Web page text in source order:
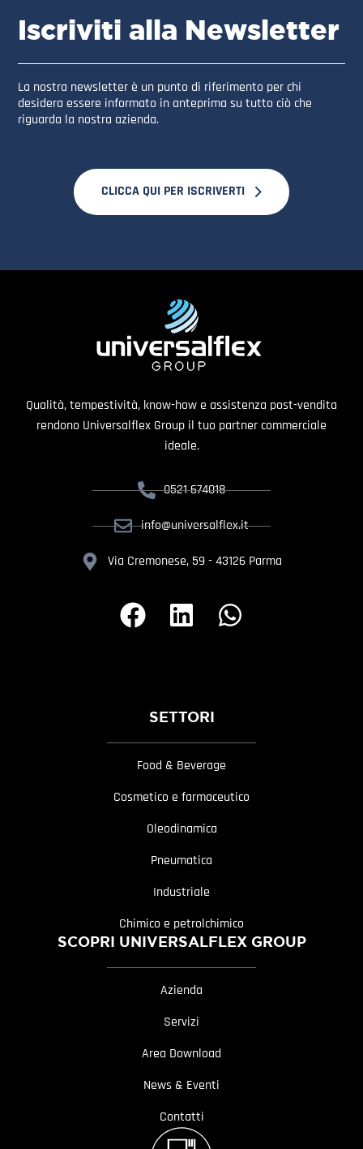
Iscriviti alla Newsletter
La nostra newsletter è un punto di riferimento per chi
desidera essere informato in anteprima su tutto ciò che
riguarda la nostra azienda.
CLICCA QUI PER ISCRIVERTI
Qualità, tempestività, know-how e assistenza post-vendita
rendono Universalflex Group il tuo partner commerciale
ideale.
0521 674018
info@universalflex.it
Via Cremonese, 59 - 43126 Parma
SETTORI
Food & Beverage
Cosmetico e farmaceutico
Oleodinamica
Pneumatica
Industriale
Chimico e petrolchimico
SCOPRI UNIVERSALFLEX GROUP
Azienda
Servizi
Area Download
News & Eventi
Contatti